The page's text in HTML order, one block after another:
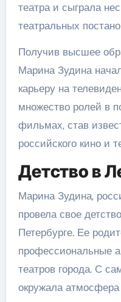
театра и сыграла
театральных
Получив высшее
Марина Зудина
карьеру на
множество ролей в
фильмах, став
российского кино и
Детство в
Марина Зудина,
провела свое
Петербурге. Ее
профессиональные
театров города. С
окружала атмосфера